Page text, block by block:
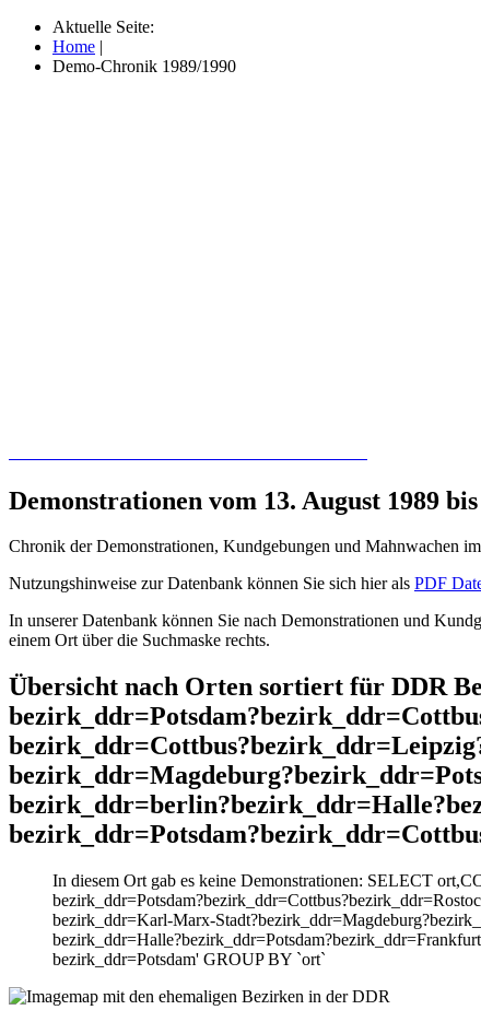
Aktuelle Seite:
Home |
Demo-Chronik 1989/1990
Demonstrationen vom 13. August 1989
Chronik der Demonstrationen, Kundgebungen und Mahnwachen
Nutzungshinweise zur Datenbank können Sie sich hier als PDF
In unserer Datenbank können Sie nach Demonstrationen und
einem Ort über die Suchmaske rechts.
Übersicht nach Orten sortiert für DDR
In diesem Ort gab es keine Demonstrationen: SELECT
bezirk_ddr=Karl-Marx-
bezirk_ddr=Potsdam' GROUP BY `ort`